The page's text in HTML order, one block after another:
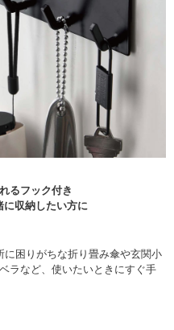
るフック付き
収納したい方に
困りがちな折り畳み傘や玄関小
ラなど、使いたいときにすぐ手